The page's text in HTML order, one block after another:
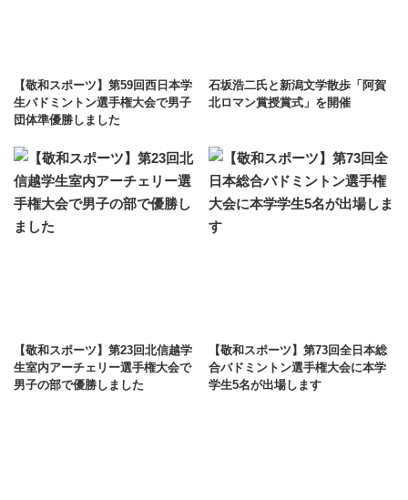
【敬和スポーツ】第59回西日本学
生バドミントン選手権大会で男子
団体準優勝しました
石坂浩二氏と新潟文学散歩「阿賀
北ロマン賞授賞式」を開催
【敬和スポーツ】第23回北信越学
生室内アーチェリー選手権大会で
男子の部で優勝しました
【敬和スポーツ】第73回全日本総
合バドミントン選手権大会に本学
学生5名が出場します